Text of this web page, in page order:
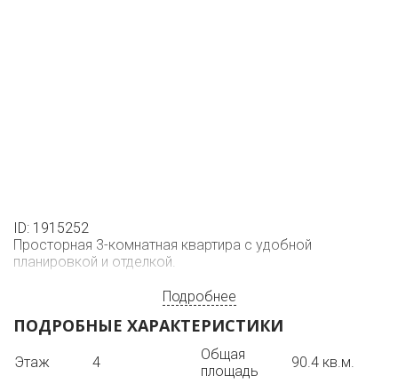
ID: 1915252
Просторная 3-комнатная квартира с удобной
планировкой и отделкой.
Подробнее
ПОДРОБНЫЕ ХАРАКТЕРИСТИКИ
Этаж 4
Общая
площадь
90.4 кв.м.